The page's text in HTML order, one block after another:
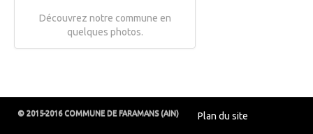
Découvrez notre commune en
quelques photos.
© 2015-2016 COMMUNE DE FARAMANS (AIN) Plan du site